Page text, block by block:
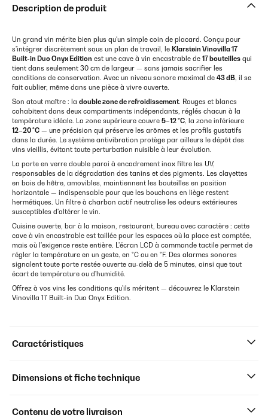
Description de produit
Un grand vin mérite bien plus qu'un simple coin de placard. Conçu pour
s'intégrer discrètement sous un plan de travail, le Klarstein Vinovilla 17
Built-in Duo Onyx Edition est une cave à vin encastrable de 17 bouteilles qui
tient dans seulement 30 cm de largeur — sans jamais sacrifier les
conditions de conservation. Avec un niveau sonore maximal de 43 dB, il se
fait oublier, même dans une pièce à vivre ouverte.
Son atout maître : la double zone de refroidissement. Rouges et blancs
cohabitent dans deux compartiments indépendants, réglés chacun à la
température idéale. La zone supérieure couvre 5–12 °C, la zone inférieure
12–20 °C — une précision qui préserve les arômes et les profils gustatifs
dans la durée. Le système antivibration protège par ailleurs le dépôt des
vins vieillis, évitant toute perturbation nuisible à leur évolution.
La porte en verre double paroi à encadrement inox filtre les UV,
responsables de la dégradation des tanins et des pigments. Les clayettes
en bois de hêtre, amovibles, maintiennent les bouteilles en position
horizontale — indispensable pour que les bouchons en liège restent
hermétiques. Un filtre à charbon actif neutralise les odeurs extérieures
susceptibles d'altérer le vin.
Cuisine ouverte, bar à la maison, restaurant, bureau avec caractère : cette
cave à vin encastrable est taillée pour les espaces où la place est comptée,
mais où l'exigence reste entière. L'écran LCD à commande tactile permet de
régler la température en un geste, en °C ou en °F. Des alarmes sonores
signalent toute porte restée ouverte au-delà de 5 minutes, ainsi que tout
écart de température ou d'humidité.
Offrez à vos vins les conditions qu'ils méritent — découvrez le Klarstein
Vinovilla 17 Built-in Duo Onyx Edition.
Caractéristiques
Dimensions et fiche technique
Contenu de votre livraison